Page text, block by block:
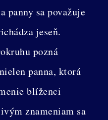
panny sa považuje
jeseň.
pozná
panna, ktorá
blíženci
znameniam sa